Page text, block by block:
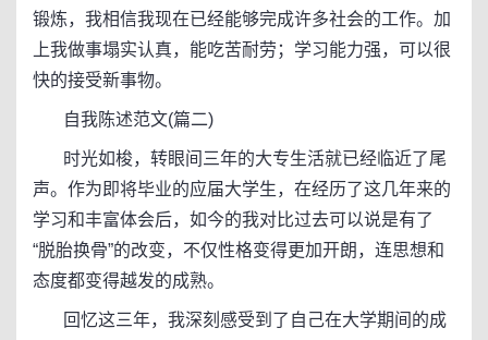
锻炼，我相信我现在已经能够完成许多社会的工作。加
上我做事塌实认真，能吃苦耐劳；学习能力强，可以很
快的接受新事物。
自我陈述范文(篇二)
时光如梭，转眼间三年的大专生活就已经临近了尾
声。作为即将毕业的应届大学生，在经历了这几年来的
学习和丰富体会后，如今的我对比过去可以说是有了
“脱胎换骨”的改变，不仅性格变得更加开朗，连思想和
态度都变得越发的成熟。
回忆这三年，我深刻感受到了自己在大学期间的成